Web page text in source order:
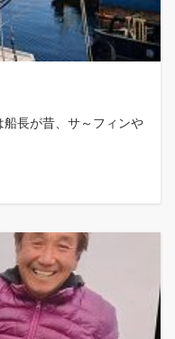
長が昔、サ～フィンや